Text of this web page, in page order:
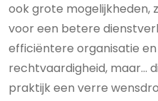
ook grote mogelijkheden,
voor een betere
efficiëntere organisatie
rechtvaardigheid, maar…
praktijk een verre